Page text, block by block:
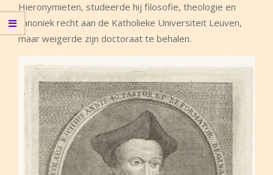
Hieronymieten, studeerde hij filosofie, theologie en
canoniek recht aan de Katholieke Universiteit Leuven,
maar weigerde zijn doctoraat te behalen.